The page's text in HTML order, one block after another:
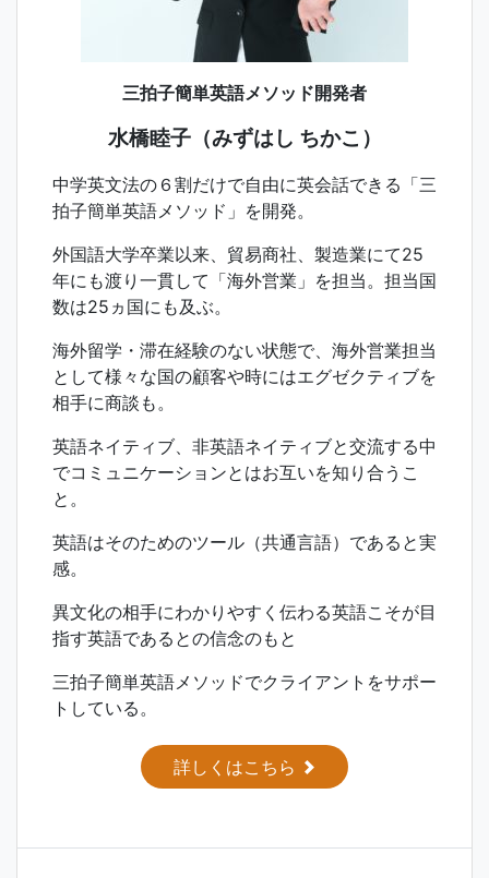
三拍子簡単英語メソッド開発者
水橋睦子（みずはし ちかこ）
中学英文法の６割だけで自由に英会話できる「三
拍子簡単英語メソッド」を開発。
外国語大学卒業以来、貿易商社、製造業にて25
年にも渡り一貫して「海外営業」を担当。担当国
数は25ヵ国にも及ぶ。
海外留学・滞在経験のない状態で、海外営業担当
として様々な国の顧客や時にはエグゼクティブを
相手に商談も。
英語ネイティブ、非英語ネイティブと交流する中
でコミュニケーションとはお互いを知り合うこ
と。
英語はそのためのツール（共通言語）であると実
感。
異文化の相手にわかりやすく伝わる英語こそが目
指す英語であるとの信念のもと
三拍子簡単英語メソッドでクライアントをサポー
トしている。
詳しくはこちら